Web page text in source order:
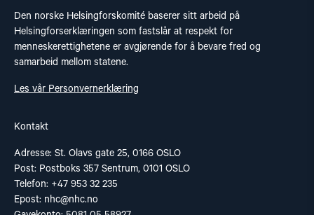
Den norske Helsingforskomité baserer sitt arbeid på
Helsingforserklæringen som fastslår at respekt for
menneskerettighetene er avgjørende for å bevare fred og
samarbeid mellom statene.
Les vår Personvernerklæring
Kontakt
Adresse: St. Olavs gate 25, 0166 OSLO
Post: Postboks 357 Sentrum, 0101 OSLO
Telefon: +47 953 32 235
Epost: nhc@nhc.no